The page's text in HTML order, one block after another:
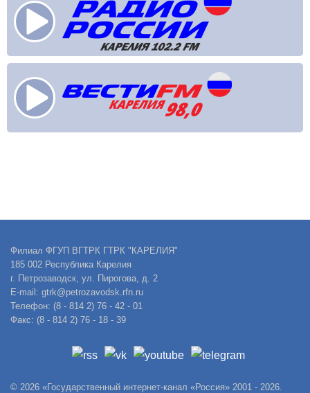
Филиал ФГУП ВГТРК ГТРК "КАРЕЛИЯ"
185 002 Республика Карелия
г. Петрозаводск, ул. Пирогова, д. 2
E-mail: gtrk@petrozavodsk.rfn.ru
Телефон: (8 - 814 2) 76 - 42 - 01
Факс: (8 - 814 2) 76 - 18 - 39
© 2026 «Государственный интернет-канал «Россия» 2001 - 2026.